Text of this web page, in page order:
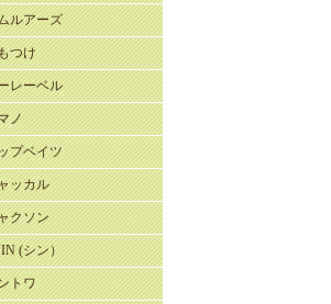
ルアーズ
つけ
レーベル
ノ
プベイツ
ッカル
クソン
(シン）
トワ